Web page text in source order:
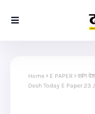
Home E PAPER
दबंग
Desh Today E Paper 23